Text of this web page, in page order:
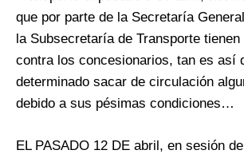
que por parte de la Secretaría
la Subsecretaría de Transporte tienen
contra los concesionarios, tan es así
determinado sacar de circulación
debido a sus pésimas condiciones…
EL PASADO 12 DE abril, en sesión